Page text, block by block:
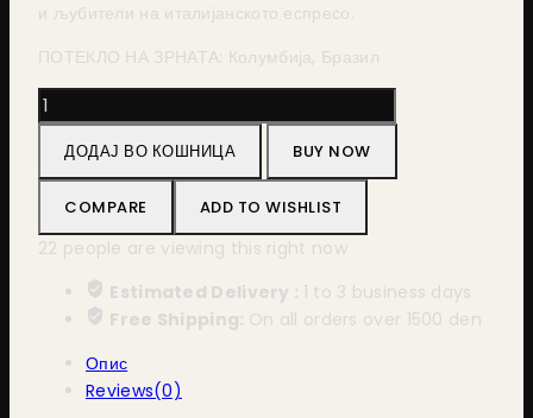
и љубители на италијанското еспресо.
ПОТЕКЛО НА ЗРНАТА: Колумбија, Бразил
Vescovi
Perlanera
Crema
100%
Arabica
1000g
количина
ДОДАЈ ВО КОШНИЦА BUY NOW
COMPARE ADD TO WISHLIST
22 people are viewing this right now
Estimated Delivery : 1 to 3 business days
Free Shipping: On all orders over 1500 den
Опис
Reviews(0)